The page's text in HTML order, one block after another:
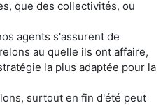
que des collectivités, ou
agents s'assurent de
au quelle ils ont affaire,
la plus adaptée pour la
surtout en fin d'été peut